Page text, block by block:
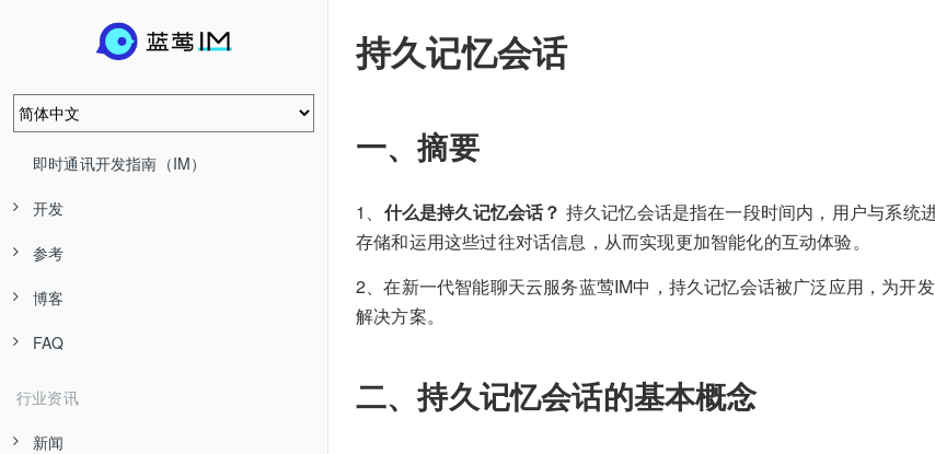
即时通讯开发指南（IM）
开发
参考
博客
FAQ
行业资讯
新闻
持久记忆会话
一、摘要
1、 什么是持久记忆会话？ 持久记忆会话是指在一段时间内，用户与系统
存储和运用这些过往对话信息，从而实现更加智能化的互动体验。
2、在新一代智能聊天云服务蓝莺IM中，持久记忆会话被广泛应用，为开
解决方案。
二、持久记忆会话的基本概念